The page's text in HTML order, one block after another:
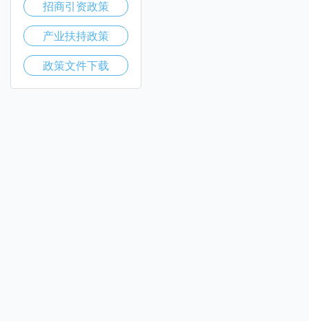
招商引资政策
产业扶持政策
政策文件下载